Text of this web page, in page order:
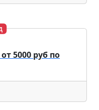
5000 руб по